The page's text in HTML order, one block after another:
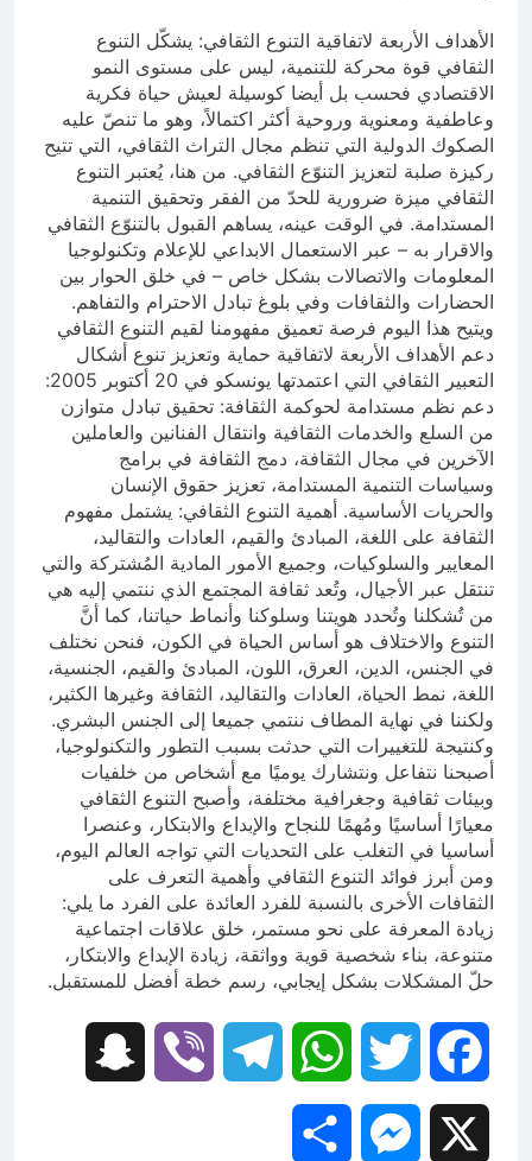
الأهداف الأربعة لاتفاقية التنوع الثقافي: يشكّل التنوع
الثقافي قوة محركة للتنمية، ليس على مستوى النمو
الاقتصادي فحسب بل أيضا كوسيلة لعيش حياة فكرية
وعاطفية ومعنوية وروحية أكثر اكتمالاً، وهو ما تنصّ عليه
الصكوك الدولية التي تنظم مجال التراث الثقافي، التي تتيح
ركيزة صلبة لتعزيز التنوّع الثقافي. من هنا، يُعتبر التنوع
الثقافي ميزة ضرورية للحدّ من الفقر وتحقيق التنمية
المستدامة. في الوقت عينه، يساهم القبول بالتنوّع الثقافي
والاقرار به – عبر الاستعمال الابداعي للإعلام وتكنولوجيا
المعلومات والاتصالات بشكل خاص – في خلق الحوار بين
الحضارات والثقافات وفي بلوغ تبادل الاحترام والتفاهم.
ويتيح هذا اليوم فرصة تعميق مفهومنا لقيم التنوع الثقافي
دعم الأهداف الأربعة لاتفاقية حماية وتعزيز تنوع أشكال
التعبير الثقافي التي اعتمدتها يونسكو في 20 أكتوبر 2005:
دعم نظم مستدامة لحوكمة الثقافة: تحقيق تبادل متوازن
من السلع والخدمات الثقافية وانتقال الفنانين والعاملين
الآخرين في مجال الثقافة، دمج الثقافة في برامج
وسياسات التنمية المستدامة، تعزيز حقوق الإنسان
والحريات الأساسية. أهمية التنوع الثقافي: يشتمل مفهوم
الثقافة على اللغة، المبادئ والقيم، العادات والتقاليد،
المعايير والسلوكيات، وجميع الأمور المادية المُشتركة والتي
تنتقل عبر الأجيال، وتُعد ثقافة المجتمع الذي ننتمي إليه هي
من تُشكلنا وتُحدد هويتنا وسلوكنا وأنماط حياتنا، كما أنَّ
التنوع والاختلاف هو أساس الحياة في الكون، فنحن نختلف
في الجنس، الدين، العرق، اللون، المبادئ والقيم، الجنسية،
اللغة، نمط الحياة، العادات والتقاليد، الثقافة وغيرها الكثير،
ولكننا في نهاية المطاف ننتمي جميعا إلى الجنس البشري.
وكنتيجة للتغييرات التي حدثت بسبب التطور والتكنولوجيا،
أصبحنا نتفاعل ونتشارك يوميًا مع أشخاص من خلفيات
وبيئات ثقافية وجغرافية مختلفة، وأصبح التنوع الثقافي
معيارًا أساسيًا ومُهمًا للنجاح والإبداع والابتكار، وعنصرا
أساسيا في التغلب على التحديات التي تواجه العالم اليوم،
ومن أبرز فوائد التنوع الثقافي وأهمية التعرف على
الثقافات الأخرى بالنسبة للفرد العائدة على الفرد ما يلي:
زيادة المعرفة على نحو مستمر، خلق علاقات اجتماعية
متنوعة، بناء شخصية قوية وواثقة، زيادة الإبداع والابتكار،
حلّ المشكلات بشكل إيجابي، رسم خطة أفضل للمستقبل.
Facebook
Twitter
WhatsApp
Telegram
Viber
Messenger